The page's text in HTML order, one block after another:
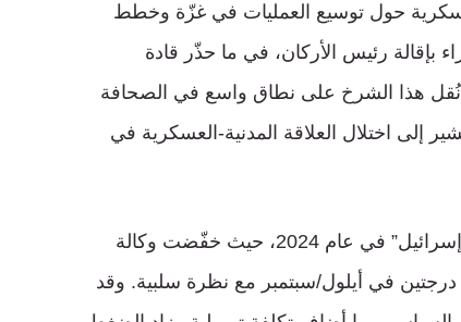
حول توسيع العمليات في غزّة وخطط
رئيس الأركان، في ما حذّر قادة
هذا الشرخ على نطاق واسع في الصحافة
إلى اختلال العلاقة المدنية-العسكرية في
وتزامن هذا الاضطراب الداخلي مع تخفيضات ائتمانية لـ”إسرائيل” في عام 2024، حيث خفّضت وكالة
في أيلول/سبتمبر مع نظرة سلبية. وقد